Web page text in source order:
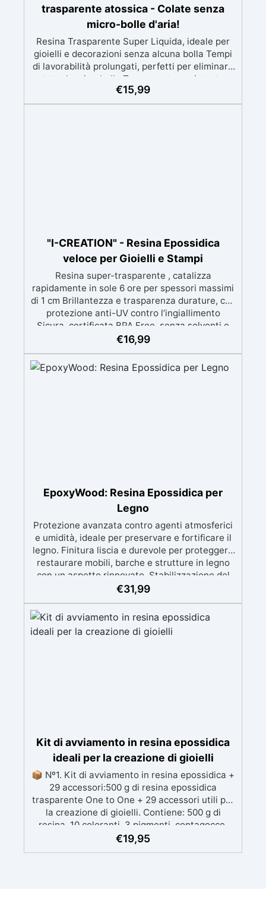
trasparente atossica - Colate senza
micro-bolle d'aria!
Resina Trasparente Super Liquida, ideale per
gioielli e decorazioni senza alcuna bolla Tempi
di lavorabilità prolungati, perfetti per eliminare
tutte le microbolle Trasparente, resistente
all'ingiallimento per colate da 2mm fino a 2 cm,
minimizzando le bolle d'aria per risultati
€15,99
"I-CREATION" - Resina Epossidica
veloce per Gioielli e Stampi
Resina super-trasparente , catalizza
rapidamente in sole 6 ore per spessori massimi
di 1 cm Brillantezza e trasparenza durature, con
protezione anti-UV contro l’ingiallimento
Sicura, certificata BPA Free, senza solventi e
inodore, prodotta al 100% in Italia Facile da
viscosità per ridurre le bolle Ideale per gioielli,
piccole colate, decorazioni e prototipazione
€16,99
EpoxyWood: Resina Epossidica per
Legno
Protezione avanzata contro agenti atmosferici
e umidità, ideale per preservare e fortificare il
legno. Finitura liscia e durevole per proteggere
restaurare mobili, barche e strutture in legno
con un aspetto rinnovato. Stabilizzazione del
legno senza bolle d’aria, perfetta per riprisitini e
resistenza chimica e meccanica, facilmente
colorabile per progetti creativi e robusti. Adatta
a diverse superfici, incluse vetroresina e
€31,99
Kit di avviamento in resina epossidica
ideali per la creazione di gioielli
📦 Nº1. Kit di avviamento in resina epossidica +
29 accessori:500 g di resina epossidica
trasparente One to One + 29 accessori utili per
la creazione di gioielli. Contiene: 500 g di
resina, 10 coloranti, 3 pigmenti, contagocce,
bastoncini per miscelare, guanti e bicchieri. 📦
€19,95